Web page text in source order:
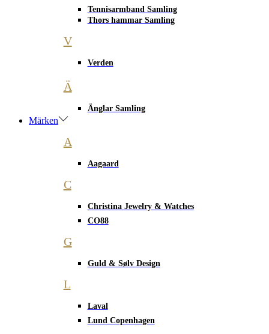
Tennisarmband Samling
Thors hammar Samling
V
Verden
Ä
Änglar Samling
Märken
A
Aagaard
C
Christina Jewelry & Watches
CO88
G
Guld & Sølv Design
L
Laval
Lund Copenhagen